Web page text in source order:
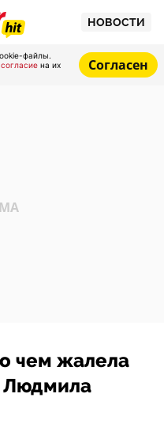
НОВОСТИ
файлы.
согласие на их
Согласен
чем жалела
Людмила